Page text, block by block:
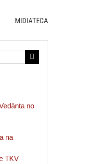
MIDIATECA
no
na
TKV